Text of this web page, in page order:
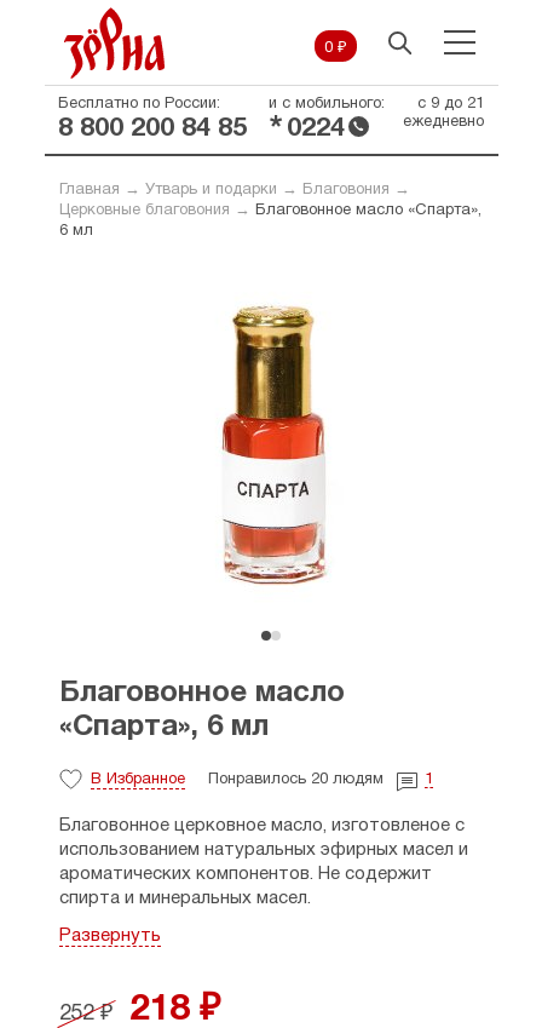
0 ₽
Бесплатно по России:
8 800 200 84 85
и с мобильного:
* 0224
с 9 до 21
ежедневно
Главная → Утварь и подарки → Благовония →
Церковные благовония →
Благовонное масло «Спарта»,
6 мл
Благовонное масло
«Спарта», 6 мл
В Избранное Понравилось 20 людям 1
Благовонное церковное масло, изготовленое с
использованием натуральных эфирных масел и
ароматических компонентов. Не содержит
спирта и минеральных масел.
Используется для елеопомазания, при
помещения (несколько капель добавляется в
лампадное масло), а также наносится на кожу
Развернуть
252 ₽ 218 ₽